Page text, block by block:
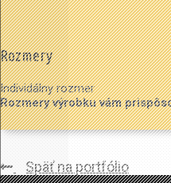
Rozmery
Individálny rozmer
Rozmery výrobku vám
Späť na portfólio